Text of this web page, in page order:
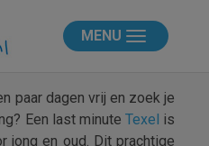
MENU
paar dagen vrij en zoek je
Een last minute Texel is
jong en oud. Dit prachtige